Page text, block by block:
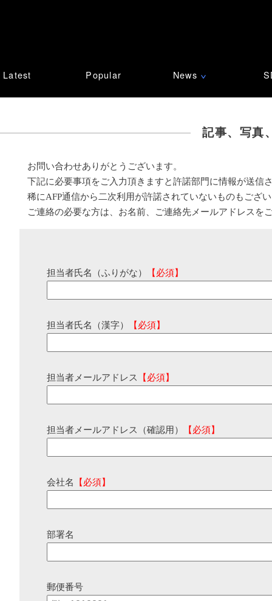
Latest Popular News ∨
記事、写真
お問い合わせありがとうございます。
下記に必要事項をご入力頂きますと許諾部門に情報が送信
稀にAFP通信から二次利用が許諾されていないものもござ
ご連絡の必要な方は、お名前、ご連絡先メールアドレスを
担当者氏名（ふりがな） 【必須】
担当者氏名（漢字） 【必須】
担当者メールアドレス 【必須】
担当者メールアドレス（確認用） 【必須】
会社名 【必須】
部署名
郵便番号